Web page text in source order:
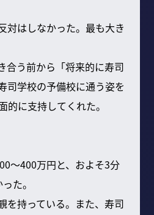
対はしなかった。最も大き
合う前から「将来的に寿司
司学校の予備校に通う姿を
に支持してくれた。
〜400万円と、およそ3分
た。
を持っている。また、寿司